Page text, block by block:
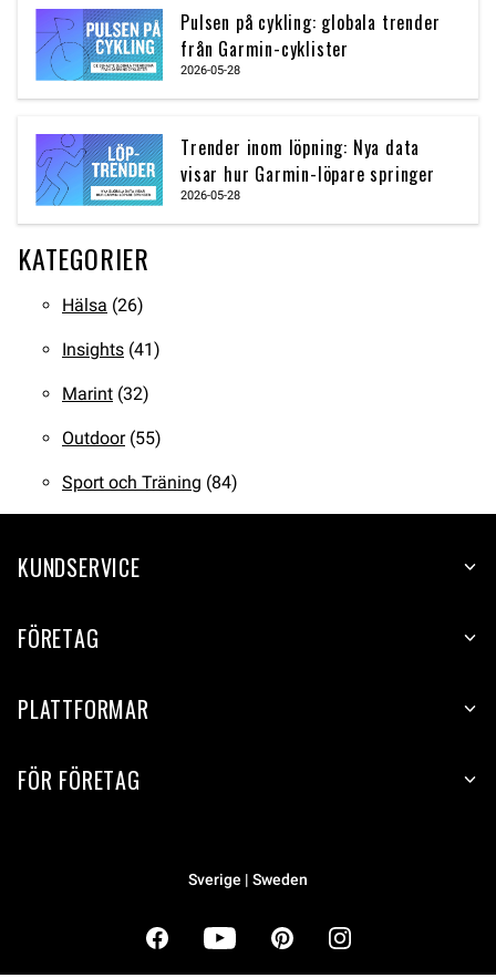
Pulsen på cykling: globala trender
från Garmin-cyklister
2026-05-28
Trender inom löpning: Nya data
visar hur Garmin-löpare springer
2026-05-28
KATEGORIER
Hälsa (26)
Insights (41)
Marint (32)
Outdoor(55)
Sport och Träning (84)
KUNDSERVICE
FÖRETAG
PLATTFORMAR
FÖR FÖRETAG
Sverige | Sweden